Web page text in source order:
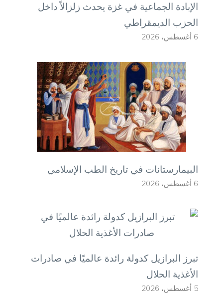
الإبادة الجماعية في غزة يحدث زلزالاً داخل
الحزب الديمقراطي
6 أغسطس، 2026
البيمارستانات في تاريخ الطب الإسلامي
6 أغسطس، 2026
تبرز البرازيل كدولة رائدة عالميًا في صادرات
الأغذية الحلال
5 أغسطس، 2026